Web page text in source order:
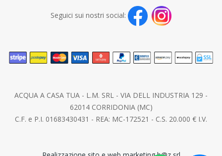
Seguici sui nostri social:
ACQUA A CASA TUA - L.M. SRL - VIA DELL INDUSTRIA 129 -
62014 CORRIDONIA (MC)
C.F. e P.I. 01683430431 - REA: MC-172521 - C.S. 20.000 € I.V.